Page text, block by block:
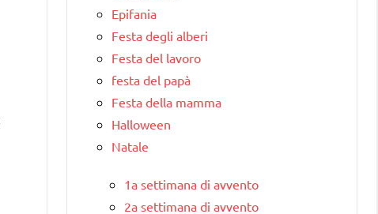
Epifania
Festa degli alberi
Festa del lavoro
festa del papà
Festa della mamma
Halloween
Natale
1a settimana di avvento
2a settimana di avvento